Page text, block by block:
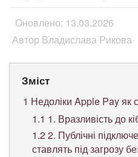
Оновлено: 13.03.2026
Автор Владислава Рикова
Зміст
1 Недоліки Apple Pay як
1.1 1. Вразливість до
1.22. Публічні
ставлять під загрозу